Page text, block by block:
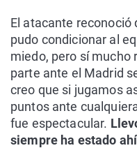
El atacante reconoció
pudo condicionar al
miedo, pero sí mucho
parte ante el Madrid
creo que si jugamos
puntos ante
fue espectacular.
siempre ha estado